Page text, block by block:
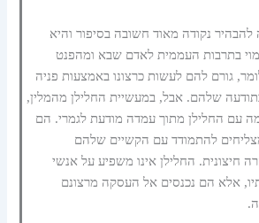
להבהיר נקודה מאוד חשובה בסיפור והיא
בתרבות העממית לאדם שבא ומהפנט
גורם להם לעשות כרצונו באמצעות פניה
שלהם. אבל, במעשיית החלילן מהמלין,
עם החלילן מתוך עמדה מודעת לגמרי. הם
להתמודד עם הקשיים שלהם
חיצונית. החלילן אינו משפיע על אנשי
אלא הם נכנסים אל העסקה מרצונם